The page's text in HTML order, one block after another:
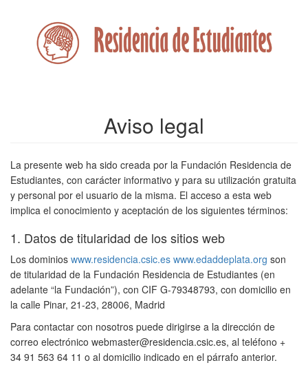
Aviso legal
La presente web ha sido creada por la Fundación Residencia de
Estudiantes, con carácter informativo y para su utilización gratuita
y personal por el usuario de la misma. El acceso a esta web
implica el conocimiento y aceptación de los siguientes términos:
1. Datos de titularidad de los sitios web
Los dominios www.residencia.csic.es www.edaddeplata.org son
de titularidad de la Fundación Residencia de Estudiantes (en
adelante “la Fundación”), con CIF G-79348793, con domicilio en
la calle Pinar, 21-23, 28006, Madrid
Para contactar con nosotros puede dirigirse a la dirección de
correo electrónico webmaster@residencia.csic.es, al teléfono +
34 91 563 64 11 o al domicilio indicado en el párrafo anterior.